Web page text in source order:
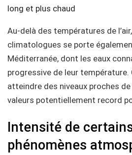
long et plus chaud
Au-delà des températures de
climatologues se porte
Méditerranée, dont les eaux
progressive de leur température.
atteindre des niveaux proches
valeurs potentiellement record
Intensité de
phénomènes